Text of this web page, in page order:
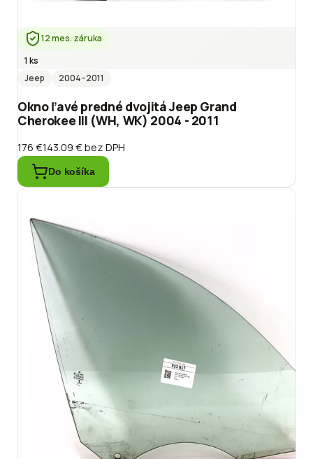
12 mes. záruka
1 ks
Jeep
2004–2011
Okno ľavé predné dvojitá Jeep Grand
Cherokee III (WH, WK) 2004 - 2011
176 €143.09 €bez DPH
Do košíka